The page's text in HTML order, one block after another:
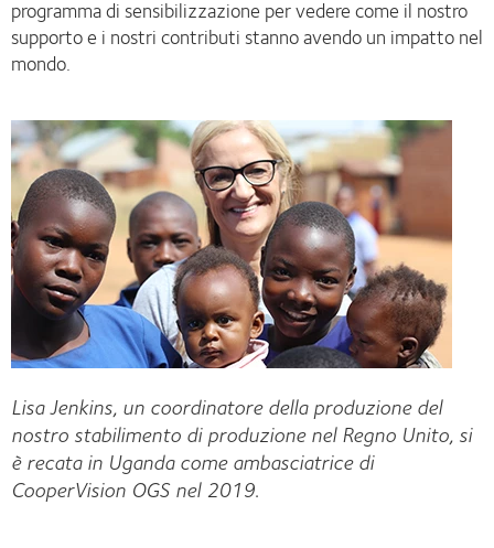
programma di sensibilizzazione per vedere come il nostro
supporto e i nostri contributi stanno avendo un impatto nel
mondo.
Lisa Jenkins, un coordinatore della produzione del
nostro stabilimento di produzione nel Regno Unito, si
è recata in Uganda come ambasciatrice di
CooperVision OGS nel 2019.